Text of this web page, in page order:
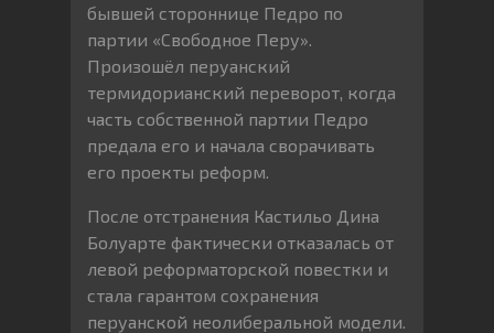
бывшей стороннице Педро по
партии «Свободное Перу».
Произошёл перуанский
термидорианский переворот, когда
часть собственной партии Педро
предала его и начала сворачивать
его проекты реформ.
После отстранения Кастильо Дина
Болуарте фактически отказалась от
левой реформаторской повестки и
стала гарантом сохранения
перуанской неолиберальной модели.